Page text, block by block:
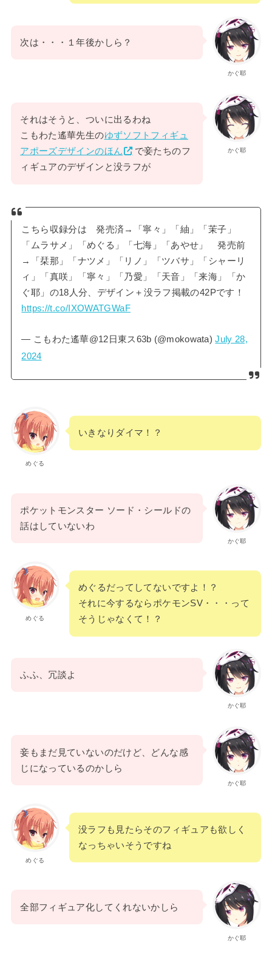
かぐ耶
次は・・・１年後かしら？
かぐ耶
それはそうと、ついに出るわね
こもわた遙華先生のゆずソフトフィギュ
アポーズデザインのほん
で妾たちのフ
ィギュアのデザインと没ラフが
こちら収録分は 発売済→「寧々」「紬」「茉子」
「ムラサメ」「めぐる」「七海」「あやせ」 発売前
→「栞那」「ナツメ」「リノ」「ツバサ」「シャーリ
ィ」「真咲」「寧々」「乃愛」「天音」「来海」「か
ぐ耶」の18人分、デザイン＋没ラフ掲載の42Pです！
https://t.co/IXOWATGWaF
— こもわた遙華@12日東ス63b (@mokowata)July 28,
2024
めぐる
いきなりダイマ！？
かぐ耶
ポケットモンスター ソード・シールドの
話はしていないわ
めぐる
めぐるだってしてないですよ！？
それに今するならポケモンSV・・・って
そうじゃなくて！？
かぐ耶
ふふ、冗談よ
かぐ耶
妾もまだ見ていないのだけど、どんな感
じになっているのかしら
めぐる
没ラフも見たらそのフィギュアも欲しく
なっちゃいそうですね
かぐ耶
全部フィギュア化してくれないかしら